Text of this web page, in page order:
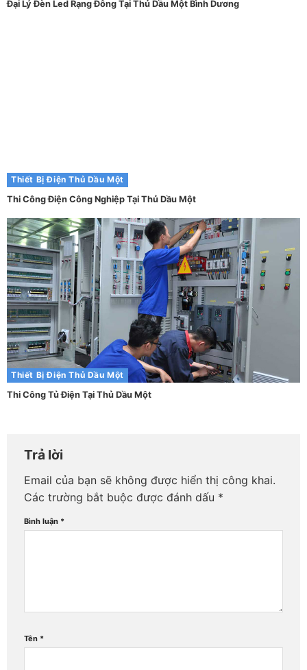
Đại Lý Đèn Led Rạng Đông Tại Thủ Dầu Một Bình Dương
Thiết Bị Điện Thủ Dầu Một
Thi Công Điện Công Nghiệp Tại Thủ Dầu Một
Thiết Bị Điện Thủ Dầu Một
Thi Công Tủ Điện Tại Thủ Dầu Một
Trả lời
Email của bạn sẽ không được hiển thị công khai.
Các trường bắt buộc được đánh dấu *
Bình luận *
Tên *